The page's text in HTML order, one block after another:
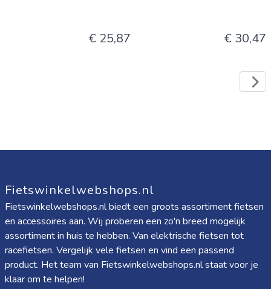
€ 25,87 € 30,47
Fietswinkelwebshops.nl
Fietswinkelwebshops.nl biedt een groots assortiment fietsen
en accessoires aan. Wij proberen een zo'n breed mogelijk
assortiment in huis te hebben. Van elektrische fietsen tot
racefietsen. Vergelijk vele fietsen en vind een passend
product. Het team van Fietswinkelwebshops.nl staat voor je
klaar om te helpen!